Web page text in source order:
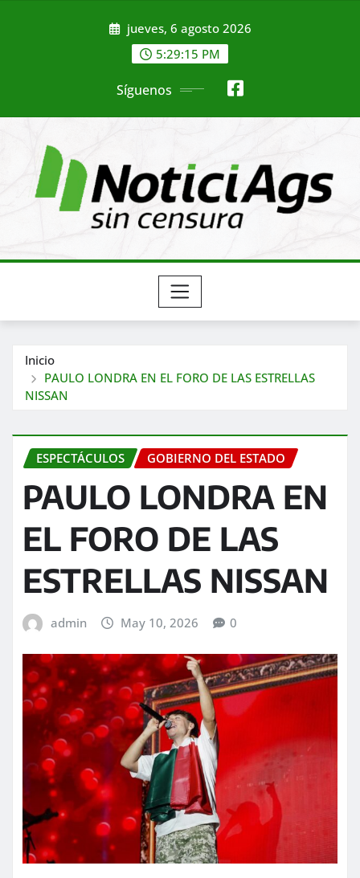
jueves, 6 agosto 2026
5:29:17 PM
Síguenos
Inicio
PAULO LONDRA EN EL FORO DE LAS ESTRELLAS
NISSAN
ESPECTÁCULOS GOBIERNO DEL ESTADO
PAULO LONDRA EN
EL FORO DE LAS
ESTRELLAS NISSAN
admin May 10, 2026 0